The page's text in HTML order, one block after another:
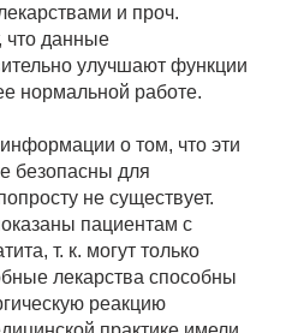
и проч.
что данные
улучшают функции
нормальной работе.
о том, что эти
безопасны для
не существует.
пациентам с
т. к. могут только
лекарства способны
реакцию